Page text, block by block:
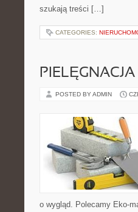
szukają treści […]
CATEGORIES:
POSTED BY ADMIN
o wygląd. Polecamy Eko-